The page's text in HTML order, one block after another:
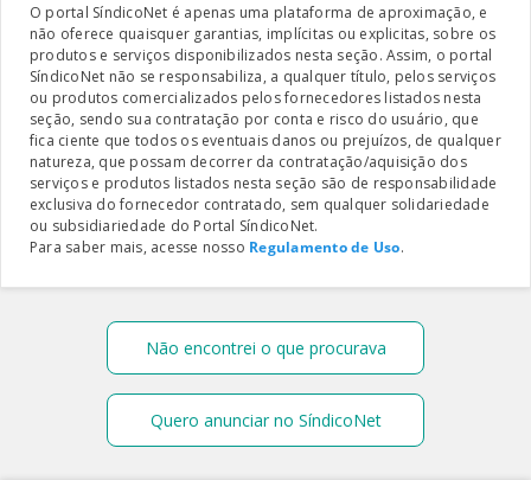
O portal SíndicoNet é apenas uma plataforma de aproximação, e
não oferece quaisquer garantias, implícitas ou explicitas, sobre os
produtos e serviços disponibilizados nesta seção. Assim, o portal
SíndicoNet não se responsabiliza, a qualquer título, pelos serviços
ou produtos comercializados pelos fornecedores listados nesta
seção, sendo sua contratação por conta e risco do usuário, que
fica ciente que todos os eventuais danos ou prejuízos, de qualquer
natureza, que possam decorrer da contratação/aquisição dos
serviços e produtos listados nesta seção são de responsabilidade
exclusiva do fornecedor contratado, sem qualquer solidariedade
ou subsidiariedade do Portal SíndicoNet.
Para saber mais, acesse nosso Regulamento de Uso.
Não encontrei o que procurava
Quero anunciar no SíndicoNet